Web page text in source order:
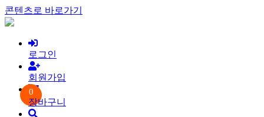
콘텐츠로 바로가기
로그인
회원가입
0
장바구니